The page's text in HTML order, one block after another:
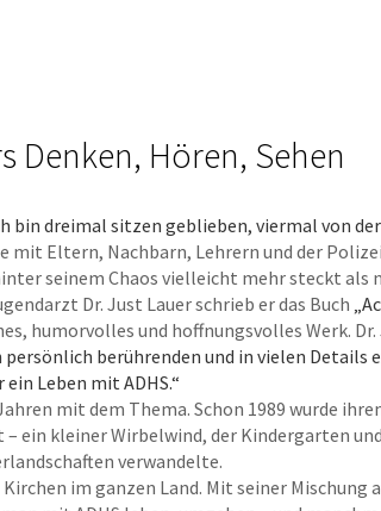
Denken, Hören, Sehen
bin dreimal sitzen geblieben, viermal von
mit Eltern, Nachbarn, Lehrern und der
seinem Chaos vielleicht mehr steckt als
Dr. Just Lauer schrieb er das Buch
humorvolles und hoffnungsvolles Werk.
persönlich berührenden und in vielen Details
ein Leben mit ADHS.“
mit dem Thema. Schon 1989 wurde
ein kleiner Wirbelwind, der Kindergarten
verwandelte.
im ganzen Land. Mit seiner Mischung